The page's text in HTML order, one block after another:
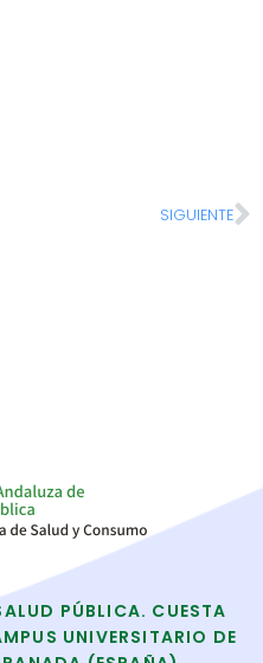
SIGUIENTE
PÚBLICA. CUESTA
UNIVERSITARIO DE